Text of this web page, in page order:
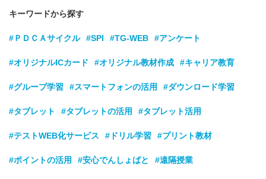
キーワードから探す
#ＰＤＣＡサイクル #SPI #TG-WEB #アンケート
#オリジナルICカード #オリジナル教材作成 #キャリア教育
#グループ学習 #スマートフォンの活用 #ダウンロード学習
#タブレット #タブレットの活用 #タブレット活用
#テストWEB化サービス #ドリル学習 #プリント教材
#ポイントの活用 #安心でんしょばと #遠隔授業